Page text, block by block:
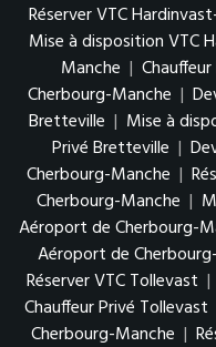
Réserver VTC
Mise à disposition VTC
Manche |
Cherbourg-Manche |
Bretteville | Mise à
Privé Bretteville |
Cherbourg-Manche |
Cherbourg-Manche |
Aéroport de Cherbourg-
Aéroport de
Réserver VTC Tollevast |
Chauffeur Privé Tollevast
Cherbourg-Manche |